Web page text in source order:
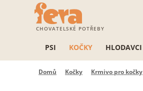
CHOVATELSKÉ POTŘEBY
PSI KOČKY HLODAVCI
Domů Kočky Krmivo pro kočky